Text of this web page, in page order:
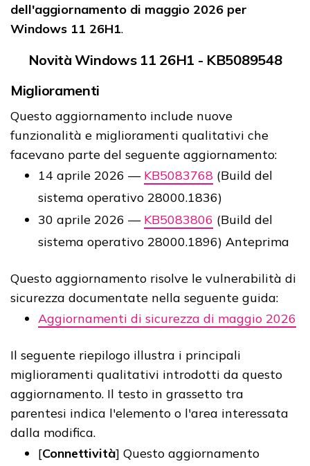
dell'aggiornamento di maggio 2026 per
Windows 11 26H1.
Novità Windows 11 26H1 - KB5089548
Miglioramenti​​​​​​​​
Questo aggiornamento include nuove
funzionalità e miglioramenti qualitativi che
facevano parte del seguente aggiornamento:
14 aprile 2026 — KB5083768 (Build del
sistema operativo 28000.1836)
30 aprile 2026 — KB5083806 (Build del
sistema operativo 28000.1896) Anteprima
Questo aggiornamento risolve le vulnerabilità di
sicurezza documentate nella seguente guida:
Aggiornamenti di sicurezza di maggio 2026
Il seguente riepilogo illustra i principali
miglioramenti qualitativi introdotti da questo
aggiornamento. Il testo in grassetto tra
parentesi indica l'elemento o l'area interessata
dalla modifica.
[Connettività] Questo aggiornamento